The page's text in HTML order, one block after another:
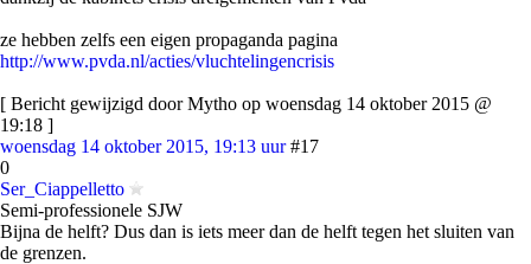
ze hebben zelfs een eigen propaganda pagina
http://www.pvda.nl/acties/vluchtelingencrisis
[ Bericht gewijzigd door Mytho op woensdag 14 oktober 2015 @
19:18 ]
woensdag 14 oktober 2015, 19:13 uur #17
0
Ser_Ciappelletto
Semi-professionele SJW
Bijna de helft? Dus dan is iets meer dan de helft tegen het sluiten van
de grenzen.